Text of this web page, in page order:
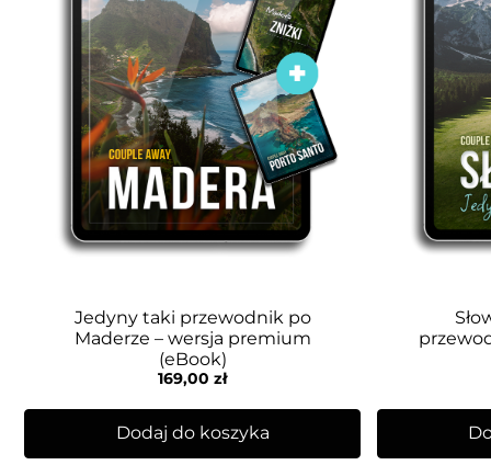
Jedyny taki przewodnik po
Maderze – wersja premium
(eBook)
169,00zł
Dodaj do koszyka